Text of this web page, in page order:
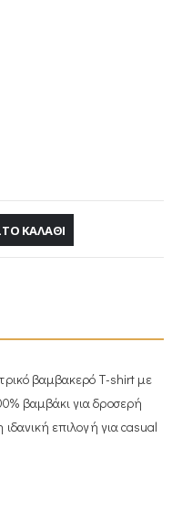
ΚΑΛΆΘΙ
βαμβακερό T-shirt με
βαμβάκι για δροσερή
επιλογή για casual